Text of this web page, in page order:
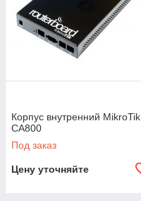
Корпус внутренний MikroTik
CA800
Под заказ
Цену уточняйте